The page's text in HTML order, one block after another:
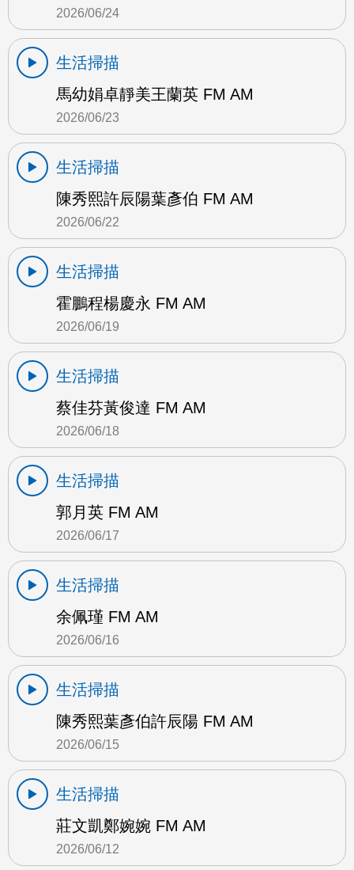
2026/06/24
生活掃描
馬幼娟卓靜美王蘭英 FM AM
2026/06/23
生活掃描
陳秀熙許辰陽葉彥伯 FM AM
2026/06/22
生活掃描
霍鵬程楊慶永 FM AM
2026/06/19
生活掃描
蔡佳芬黃俊達 FM AM
2026/06/18
生活掃描
郭月英 FM AM
2026/06/17
生活掃描
余佩瑾 FM AM
2026/06/16
生活掃描
陳秀熙葉彥伯許辰陽 FM AM
2026/06/15
生活掃描
莊文凱鄭婉婉 FM AM
2026/06/12